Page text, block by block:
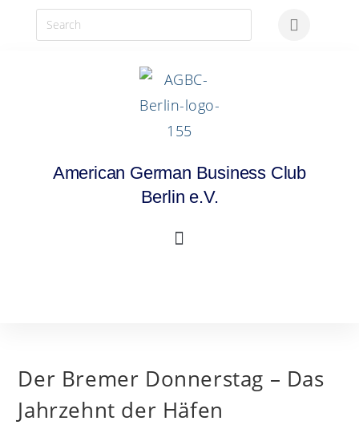
American German Business Club
Berlin e.V.
Der Bremer Donnerstag – Das
Jahrzehnt der Häfen